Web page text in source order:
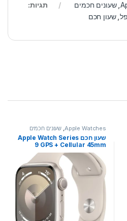
,שעונים חכמים
תגיות:
,שעון חכם
Apple Watches
, שעונים חכמים
שעון חכם Apple Watch Series
9 GPS + Cellular 45mm
Aluminium Case with Sport
Band יבואן רשמי